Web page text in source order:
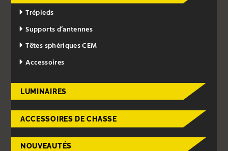
Trépieds
Supports d’antennes
Têtes sphériques CEM
Accessoires
LUMINAIRES
ACCESSOIRES DE CHASSE
NOUVEAUTÉS